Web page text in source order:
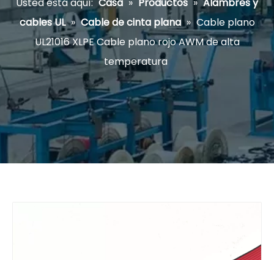
cables UL » Cable de cinta plana » Cable plano
UL21016 XLPE Cable plano rojo AWM de alta
temperatura